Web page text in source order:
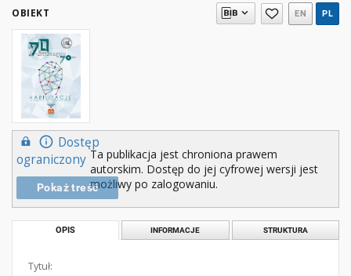
OBIEKT EN PL
Dostęp
ograniczony
Pokaż treść
Ta publikacja jest chroniona prawem
autorskim. Dostęp do jej cyfrowej wersji jest
możliwy po zalogowaniu.
OPIS INFORMACJE STRUKTURA
Tytuł: